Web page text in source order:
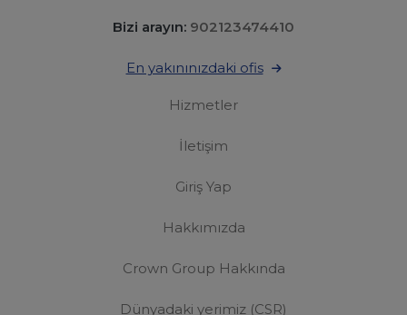
Bizi arayın: 902123474410
En yakınınızdaki ofis
Hizmetler
İletişim
Giriş Yap
Hakkımızda
Crown Group Hakkında
Dünyadaki yerimiz (CSR)